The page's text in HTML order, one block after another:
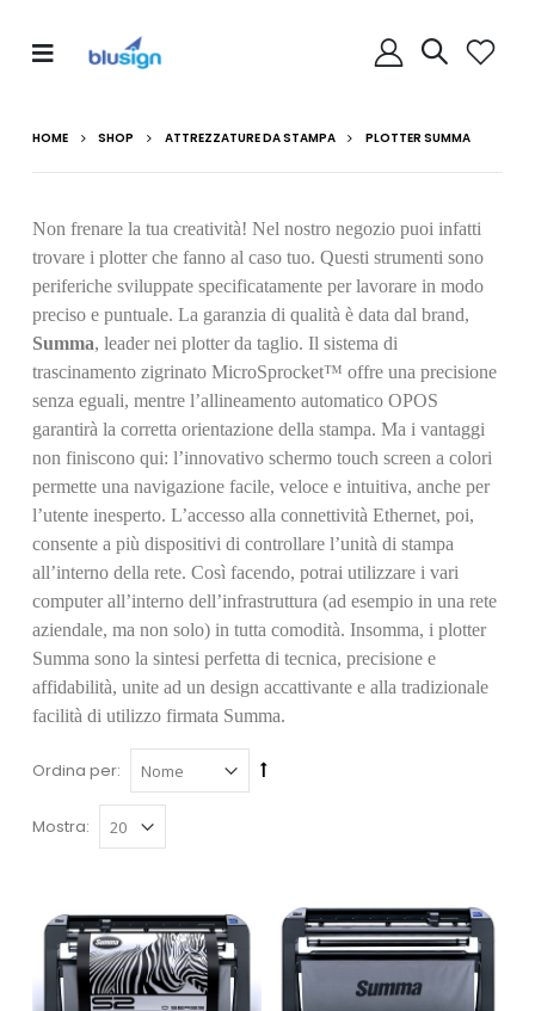
HOME SHOP ATTREZZATURE DA STAMPA PLOTTER SUMMA
Non frenare la tua creatività! Nel nostro negozio puoi infatti
trovare i plotter che fanno al caso tuo. Questi strumenti sono
periferiche sviluppate specificatamente per lavorare in modo
preciso e puntuale. La garanzia di qualità è data dal brand,
Summa, leader nei plotter da taglio. Il sistema di
trascinamento zigrinato MicroSprocket™ offre una precisione
senza eguali, mentre l’allineamento automatico OPOS
garantirà la corretta orientazione della stampa. Ma i vantaggi
non finiscono qui: l’innovativo schermo touch screen a colori
permette una navigazione facile, veloce e intuitiva, anche per
l’utente inesperto. L’accesso alla connettività Ethernet, poi,
consente a più dispositivi di controllare l’unità di stampa
all’interno della rete. Così facendo, potrai utilizzare i vari
computer all’interno dell’infrastruttura (ad esempio in una rete
aziendale, ma non solo) in tutta comodità. Insomma, i plotter
Summa sono la sintesi perfetta di tecnica, precisione e
affidabilità, unite ad un design accattivante e alla tradizionale
facilità di utilizzo firmata Summa.
Ordina per:
Mostra: